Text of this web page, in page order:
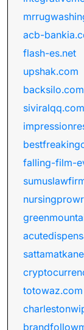
acb-
flash-es.net
upshak.com
backsilo.com
siviralqq.com
falling-film-
totowaz.com